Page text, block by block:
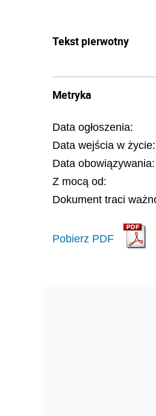
Tekst pierwotny
Metryka
Data ogłoszenia:
Data wejścia w życie:
Data obowiązywania:
Z mocą od:
Dokument traci
Pobierz PDF